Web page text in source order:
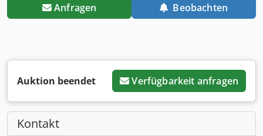
Anfragen Beobachten
Auktion beendet Verfügbarkeit anfragen
Kontakt